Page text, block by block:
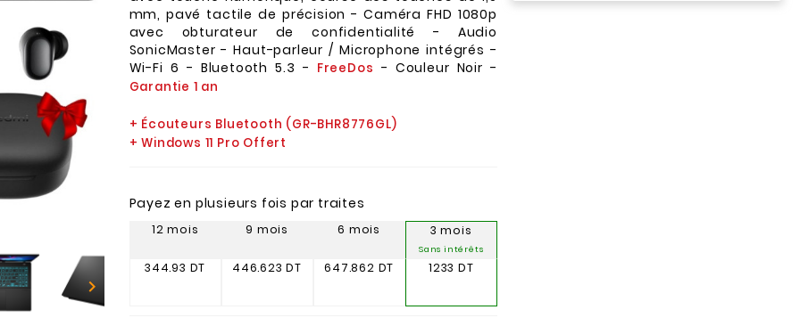

mm, pavé tactile de précision - Caméra FHD 1080p
avec obturateur de confidentialité - Audio
SonicMaster - Haut-parleur / Microphone intégrés -
Wi-Fi 6 - Bluetooth 5.3 - FreeDos - Couleur Noir -
Garantie 1 an
+ Écouteurs Bluetooth (GR-BHR8776GL)
+ Windows 11 Pro Offert
Payez en plusieurs fois par traites
12 mois
344.93 DT
9 mois
446.623 DT
6 mois
647.862 DT
3 mois
Sans intérêts
1233 DT